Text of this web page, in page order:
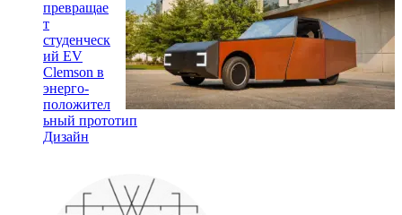
превращае
т
студенческ
ий EV
Clemson в
энерго-
положител
ьный прототип
Дизайн